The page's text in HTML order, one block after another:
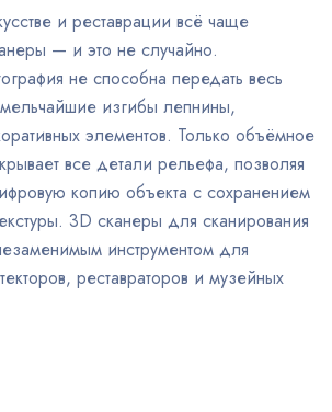
и реставрации всё чаще
— и это не случайно.
не способна передать весь
изгибы лепнины,
элементов. Только объёмное
все детали рельефа, позволяя
копию объекта с сохранением
3D сканеры для сканирования
инструментом для
реставраторов и музейных